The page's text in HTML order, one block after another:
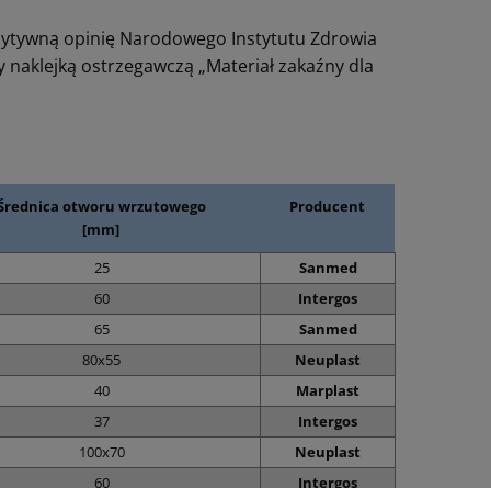
opinię Narodowego Instytutu Zdrowia
ostrzegawczą „Materiał zakaźny dla
otworu wrzutowego
[mm]
Producent
25
Sanmed
60
Intergos
65
Sanmed
80x55
Neuplast
40
Marplast
37
Intergos
100x70
Neuplast
60
Intergos